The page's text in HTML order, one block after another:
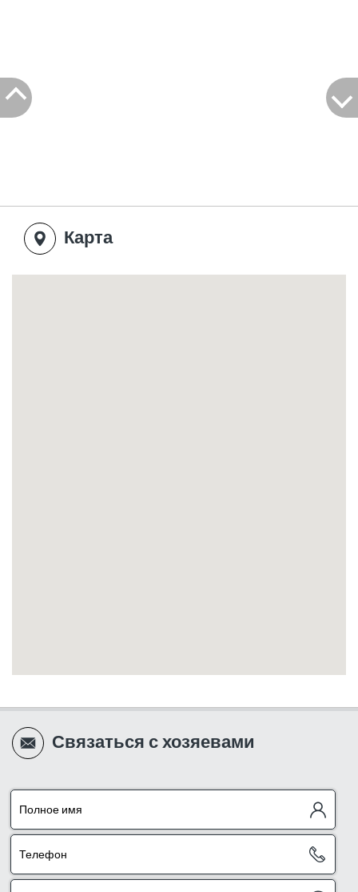
настоящий кинозал, пейзажи и абсолютная
тишина – всё это создаёт одну из лучших
Карта
Связаться с хозяевами